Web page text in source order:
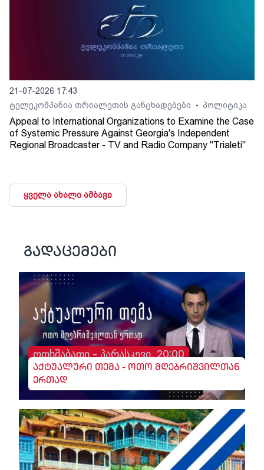
21-07-2026 17:43
ტელეკომპანია თრიალეთის განცხადებები
• პოლიტიკა
Appeal to International Organizations to Examine the Case
of Systemic Pressure Against Georgia's Independent
Regional Broadcaster - TV and Radio Company "Trialeti"
ყველა ახალი ამბავი
გადაცემები
ოთხშაბათი - პარასკევი, 20:00
აქტუალური თემა - ოთო მღებრიშვილთან
ერთად